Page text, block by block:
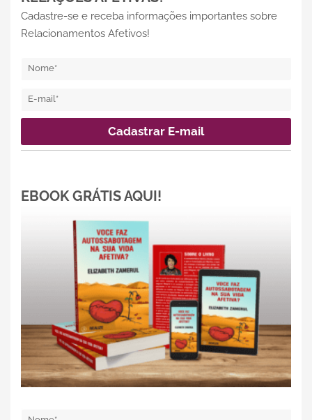
Cadastre-se e receba informações importantes sobre
Relacionamentos Afetivos!
EBOOK GRÁTIS AQUI!